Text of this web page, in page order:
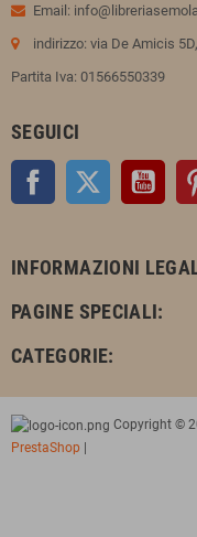
Email:
indirizzo: via De Amicis
Partita Iva: 01566550339
SEGUICI
Facebook Twitter
INFORMAZIONI
PAGINE SPECIALI:
CATEGORIE:
Copyright ©
PrestaShop |